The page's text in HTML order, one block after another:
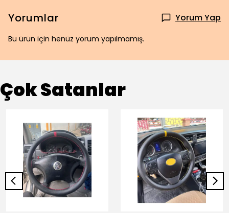
Yorumlar Yorum Yap
Bu ürün için henüz yorum yapılmamış.
Çok Satanlar